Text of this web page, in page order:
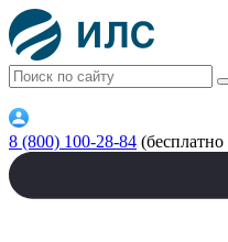
8 (800) 100-28-84